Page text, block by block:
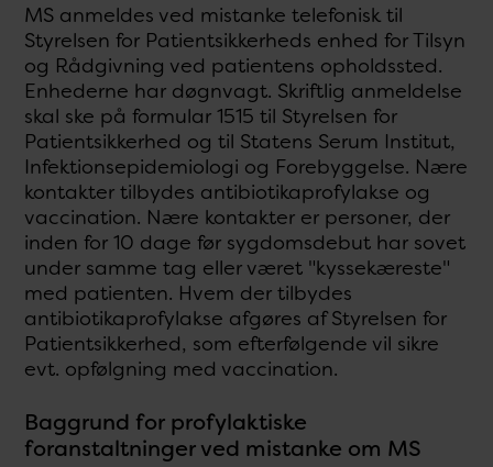
MS anmeldes ved mistanke telefonisk til
Styrelsen for Patientsikkerheds enhed for Tilsyn
og Rådgivning ved patientens opholdssted.
Enhederne har døgnvagt. Skriftlig anmeldelse
skal ske på formular 1515 til Styrelsen for
Patientsikkerhed og til Statens Serum Institut,
Infektionsepidemiologi og Forebyggelse. Nære
kontakter tilbydes antibiotikaprofylakse og
vaccination. Nære kontakter er personer, der
inden for 10 dage før sygdomsdebut har sovet
under samme tag eller været "kyssekæreste"
med patienten. Hvem der tilbydes
antibiotikaprofylakse afgøres af Styrelsen for
Patientsikkerhed, som efterfølgende vil sikre
evt. opfølgning med vaccination.
Baggrund for profylaktiske
foranstaltninger ved mistanke om MS